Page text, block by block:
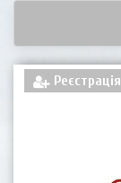
Реєстрація